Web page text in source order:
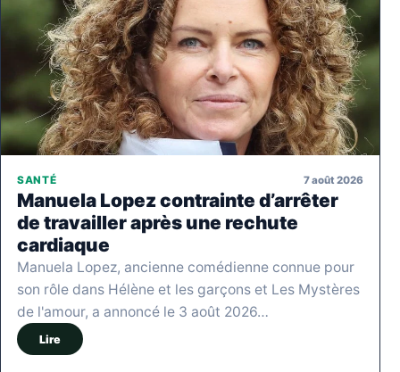
SANTÉ 7 août 2026
Manuela Lopez contrainte d’arrêter
de travailler après une rechute
cardiaque
Manuela Lopez, ancienne comédienne connue pour
son rôle dans Hélène et les garçons et Les Mystères
de l'amour, a annoncé le 3 août 2026…
Lire